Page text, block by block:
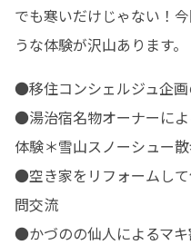
でも寒いだけじゃない！
うな体験が沢山あります。
●移住コンシェルジュ企
●湯治宿名物オーナーに
体験＊雪山スノーシュー
●空き家をリフォームし
問交流
●かづのの仙人によるマキ